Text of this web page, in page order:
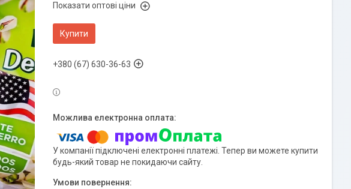
Показати оптові ціни
Купити
+380 (67) 630-36-63
У компанії підключені електронні платежі. Тепер ви можете купити
будь-який товар не покидаючи сайту.